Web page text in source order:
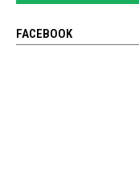
FACEBOOK